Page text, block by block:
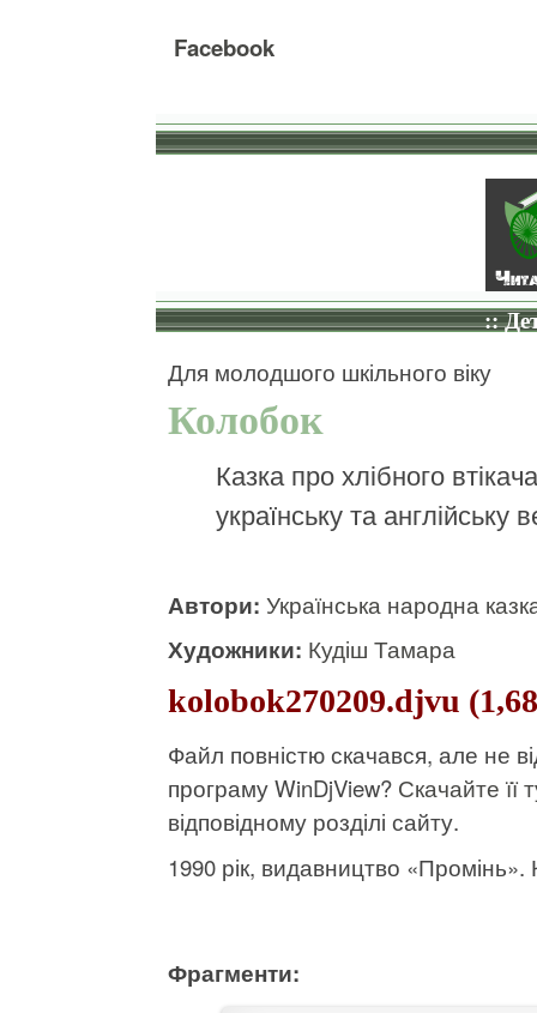
Facebook
::
Для молодшого шкільного віку
Колобок
Казка про хлібного
українську та англійську
Автори: Українська народна
Художники: Кудіш Тамара
kolobok270209.djvu
Файл повністю скачався, але не
програму WinDjView? Скачайте її
відповідному розділі сайту.
1990 рік, видавництво «Промінь».
Фрагменти: